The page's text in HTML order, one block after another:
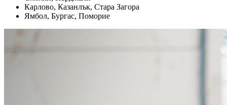
Карлово, Казанлък, Стара Загора
Ямбол, Бургас, Поморие